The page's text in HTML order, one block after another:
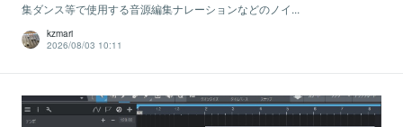
集ダンス等で使用する音源編集ナレーションなどのノイ...
kzmari
2026/08/03 10:11